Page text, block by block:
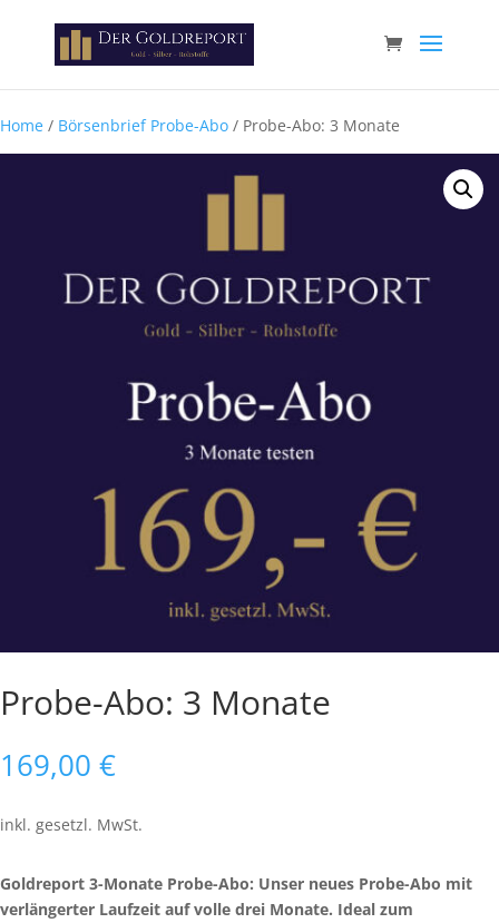
Home / Börsenbrief Probe-Abo / Probe-Abo: 3 Monate
Probe-Abo: 3 Monate
169,00 €
inkl. gesetzl. MwSt.
Goldreport 3-Monate Probe-Abo: Unser neues Probe-Abo mit
verlängerter Laufzeit auf volle drei Monate. Ideal zum